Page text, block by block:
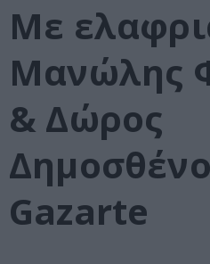
Με
Μανώλης
& Δώρος
Gazarte